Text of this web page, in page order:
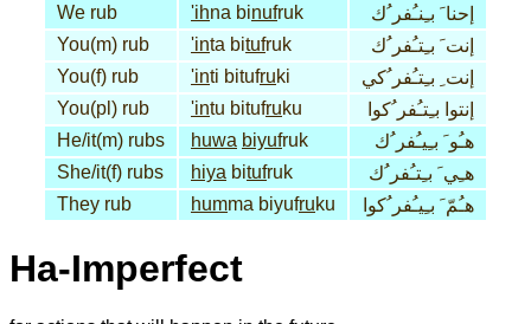
We rub
'ihna binufruk
إحنا َ بـِنـُفر ُك
You(m) rub
'inta bitufruk
إنت َ بـِتـُفر ُك
You(f) rub
'inti bitufruki
إنت ِ بـِتـُفر ُكي
You(pl) rub
'intu bitufruku
إنتوا بـِتـُفر ُكوا
He/it(m) rubs
huwa biyufruk
هـُو َ بـِيـُفر ُك
She/it(f) rubs
hiya bitufruk
هـِي َ بـِتـُفر ُك
They rub
humma biyufruku هـُمّ َ بـِيـُفر ُكوا
Ha-Imperfect